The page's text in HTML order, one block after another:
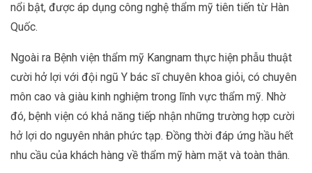
nổi bật, được áp dụng công nghệ thẩm mỹ tiên tiến từ Hàn
Quốc.
Ngoài ra Bệnh viện thẩm mỹ Kangnam thực hiện phẫu thuật
cười hở lợi với đội ngũ Y bác sĩ chuyên khoa giỏi, có chuyên
môn cao và giàu kinh nghiệm trong lĩnh vực thẩm mỹ. Nhờ
đó, bệnh viện có khả năng tiếp nhận những trường hợp cười
hở lợi do nguyên nhân phức tạp. Đồng thời đáp ứng hầu hết
nhu cầu của khách hàng về thẩm mỹ hàm mặt và toàn thân.